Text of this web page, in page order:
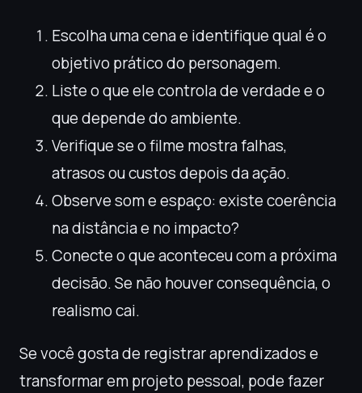
Escolha uma cena e identifique qual é o
objetivo prático do personagem.
Liste o que ele controla de verdade e o
que depende do ambiente.
Verifique se o filme mostra falhas,
atrasos ou custos depois da ação.
Observe som e espaço: existe coerência
na distância e no impacto?
Conecte o que aconteceu com a próxima
decisão. Se não houver consequência, o
realismo cai.
Se você gosta de registrar aprendizados e
transformar em projeto pessoal, pode fazer